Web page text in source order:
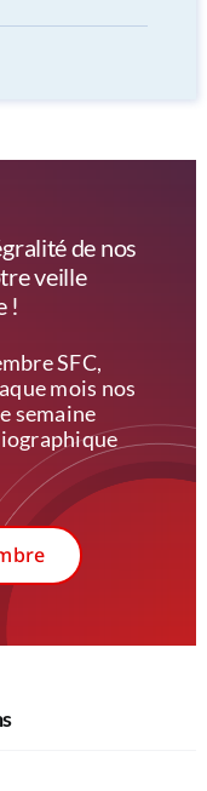
de nos
veille
!
SFC,
mois nos
semaine